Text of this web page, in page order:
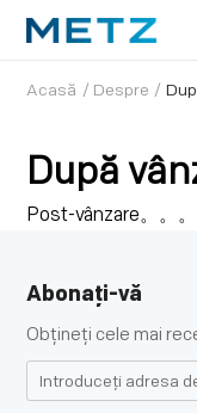
Acasă / Despre /
După
Post-vânzare。。。
Abonați-vă
Obțineți cele mai